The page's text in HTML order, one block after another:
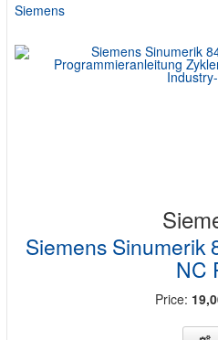
Siemens
Siemens Sinumerik
NC
Price: